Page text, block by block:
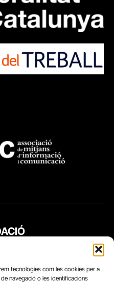
tecnologies com les cookies per a
navegació o les identificacions